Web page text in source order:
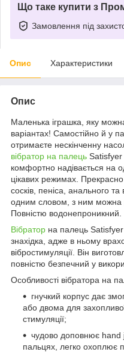
Що таке купити з
Замовлення під
Опис Характеристики
Опис
Маленька іграшка, яку
варіантах! Самостійно й у
отримаєте нескінченну
вібратор на палець Satisfyer
комфортно надівається на
цікавих режимах. Прекрасно
сосків, пеніса, анального
одним словом, з ним можна
Повністю водонепроникний.
Вібратор на палець
знахідка, адже в ньому
вібростимуляції. Він
повністю безпечний у
Особливості вібратора на
гнучкий корпус дає
або двома для
стимуляції;
чудово доповнює hand
пальцях, легко охоплює